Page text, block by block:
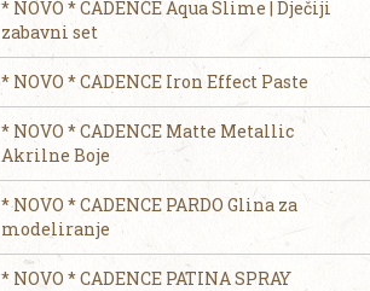
* NOVO * CADENCE Aqua Slime | Dječiji
zabavni set
* NOVO * CADENCE Iron Effect Paste
* NOVO * CADENCE Matte Metallic
Akrilne Boje
* NOVO * CADENCE PARDO Glina za
modeliranje
* NOVO * CADENCE PATINA SPRAY